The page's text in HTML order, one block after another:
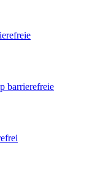
barrierefreie